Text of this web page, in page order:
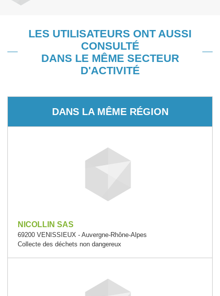
LES UTILISATEURS ONT AUSSI
CONSULTÉ
DANS LE MÊME SECTEUR
D'ACTIVITÉ
DANS LA MÊME RÉGION
NICOLLIN SAS
69200 VENISSIEUX - Auvergne-Rhône-Alpes
Collecte des déchets non dangereux